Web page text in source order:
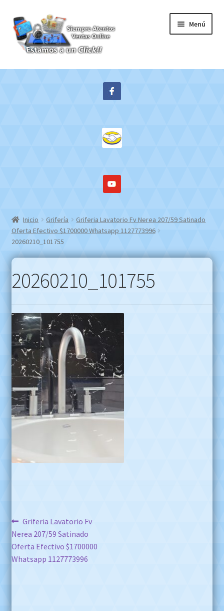
Ir
a
la
navegación
Ir
al
contenido
Menú
Inicio
Inicio Grifería
Griferia Lavatorio Fv Nerea 207/59 Satinado
Oferta Efectivo $1700000 Whatsapp 1127773996
20260210_101755
20260210_101755
Navegación
de
entradas
Anterior:
Griferia Lavatorio Fv
Nerea 207/59 Satinado
Oferta Efectivo $1700000
Whatsapp 1127773996